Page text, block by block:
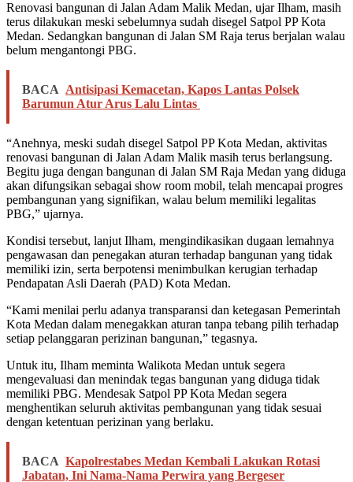
Renovasi bangunan di Jalan Adam Malik Medan, ujar Ilham, masih
terus dilakukan meski sebelumnya sudah disegel Satpol PP Kota
Medan. Sedangkan bangunan di Jalan SM Raja terus berjalan walau
belum mengantongi PBG.
BACA Antisipasi Kemacetan, Kapos Lantas Polsek
Barumun Atur Arus Lalu Lintas
“Anehnya, meski sudah disegel Satpol PP Kota Medan, aktivitas
renovasi bangunan di Jalan Adam Malik masih terus berlangsung.
Begitu juga dengan bangunan di Jalan SM Raja Medan yang diduga
akan difungsikan sebagai show room mobil, telah mencapai progres
pembangunan yang signifikan, walau belum memiliki legalitas
PBG,” ujarnya.
Kondisi tersebut, lanjut Ilham, mengindikasikan dugaan lemahnya
pengawasan dan penegakan aturan terhadap bangunan yang tidak
memiliki izin, serta berpotensi menimbulkan kerugian terhadap
Pendapatan Asli Daerah (PAD) Kota Medan.
“Kami menilai perlu adanya transparansi dan ketegasan Pemerintah
Kota Medan dalam menegakkan aturan tanpa tebang pilih terhadap
setiap pelanggaran perizinan bangunan,” tegasnya.
Untuk itu, Ilham meminta Walikota Medan untuk segera
mengevaluasi dan menindak tegas bangunan yang diduga tidak
memiliki PBG. Mendesak Satpol PP Kota Medan segera
menghentikan seluruh aktivitas pembangunan yang tidak sesuai
dengan ketentuan perizinan yang berlaku.
BACA Kapolrestabes Medan Kembali Lakukan Rotasi
Jabatan, Ini Nama-Nama Perwira yang Bergeser